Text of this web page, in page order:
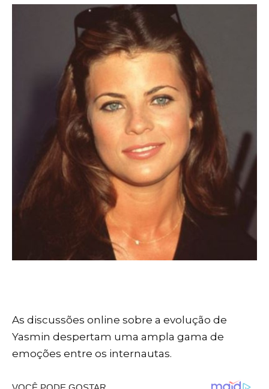
As discussões online sobre a evolução de
Yasmin despertam uma ampla gama de
emoções entre os internautas.